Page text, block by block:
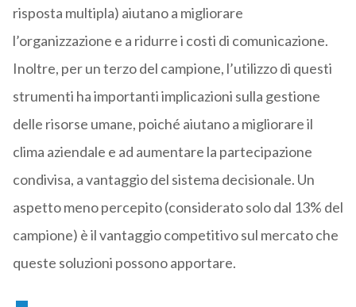
risposta multipla) aiutano a migliorare
l’organizzazione e a ridurre i costi di comunicazione.
Inoltre, per un terzo del campione, l’utilizzo di questi
strumenti ha importanti implicazioni sulla gestione
delle risorse umane, poiché aiutano a migliorare il
clima aziendale e ad aumentare la partecipazione
condivisa, a vantaggio del sistema decisionale. Un
aspetto meno percepito (considerato solo dal 13% del
campione) è il vantaggio competitivo sul mercato che
queste soluzioni possono apportare.